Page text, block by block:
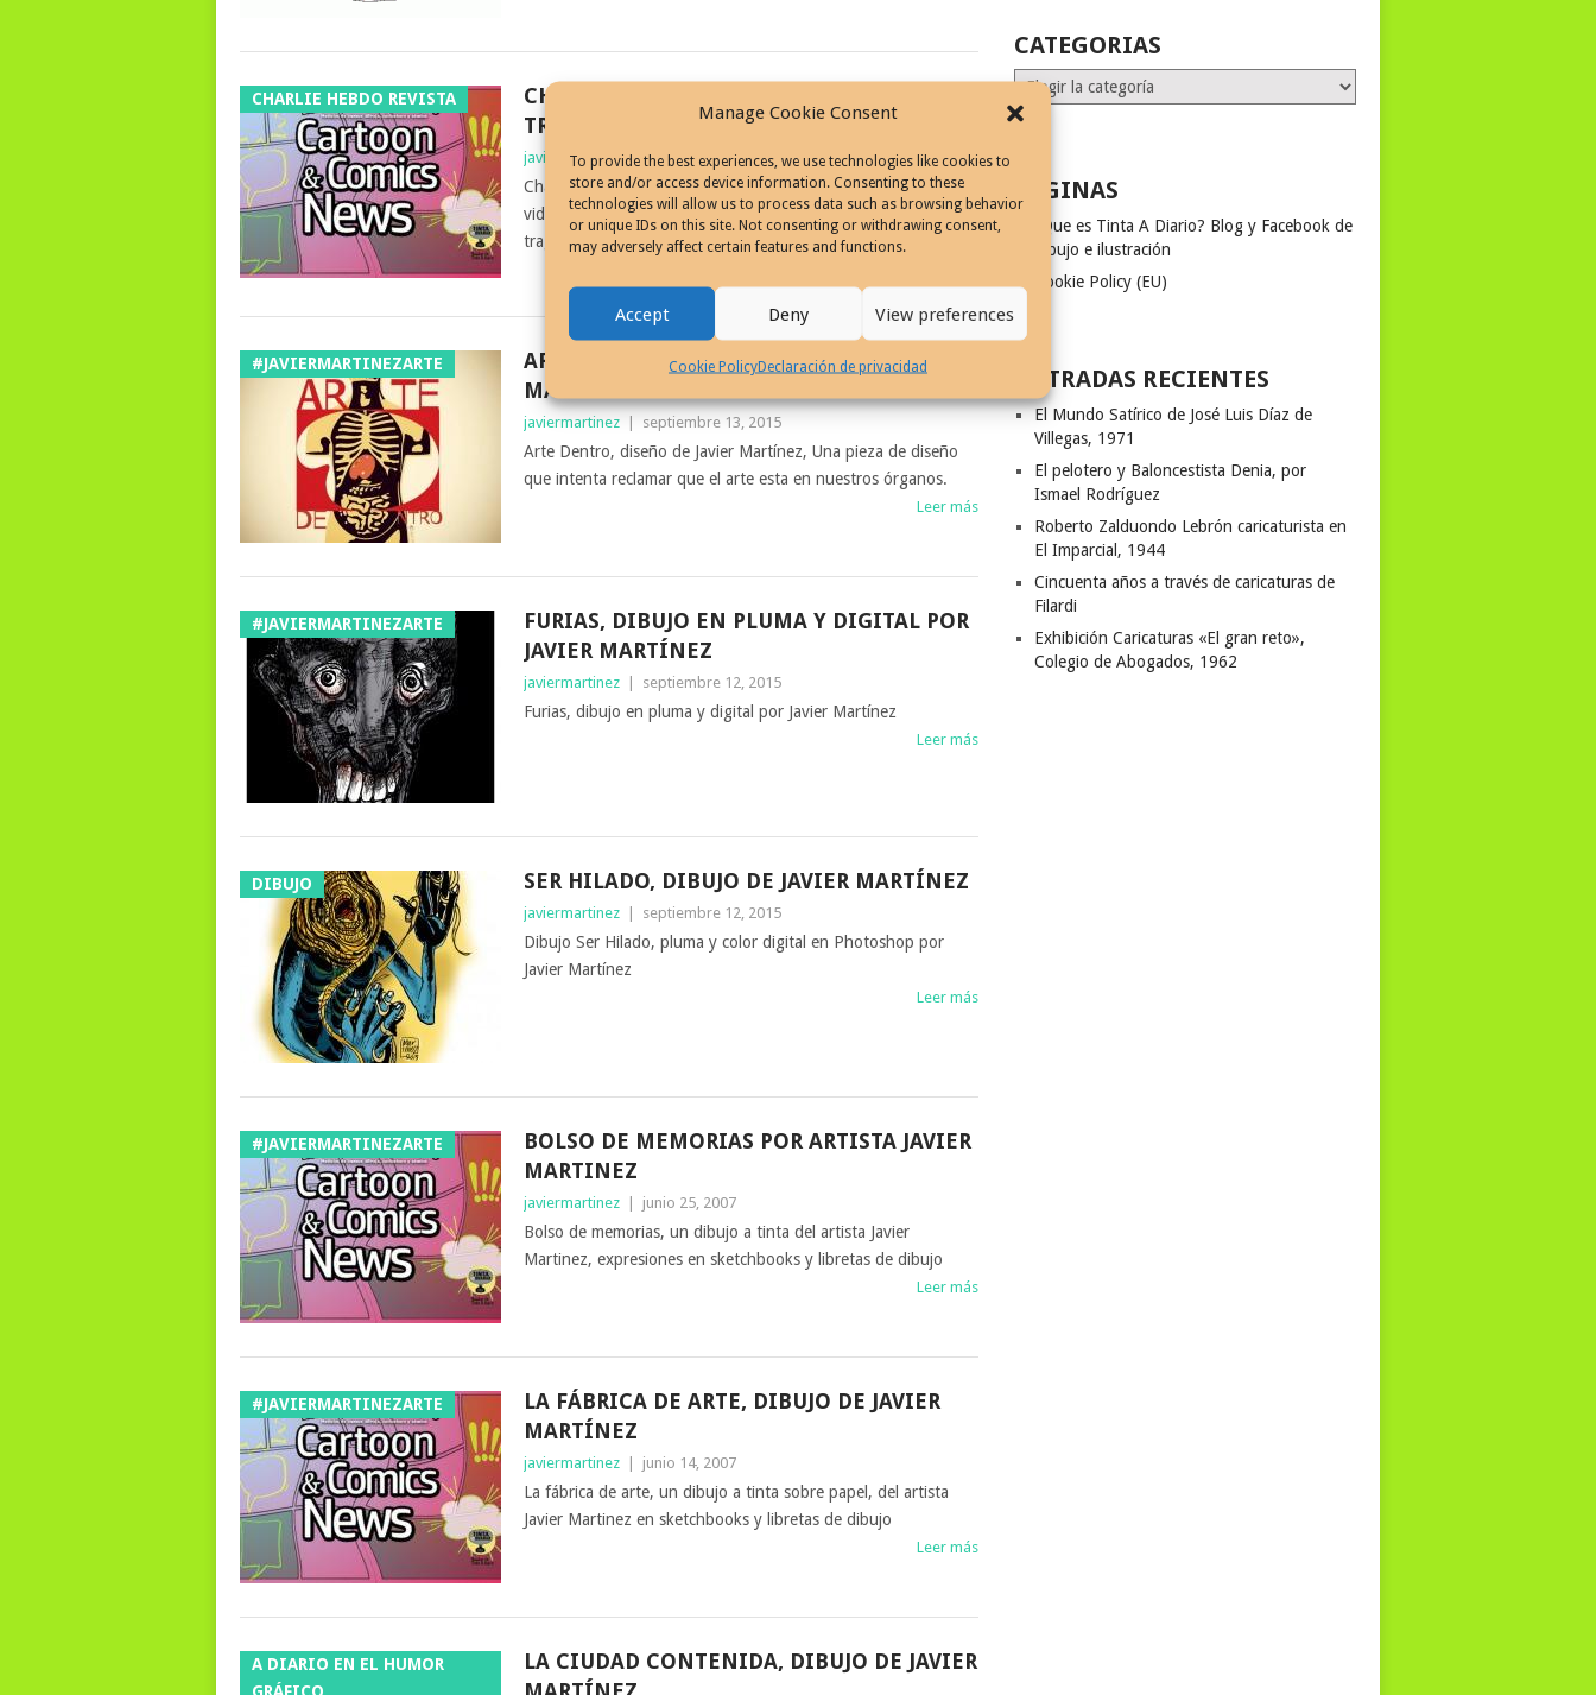
Manage Cookie Consent
To provide the best experiences, we use technologies like cookies to
store and/or access device information. Consenting to these
technologies will allow us to process data such as browsing behavior
or unique IDs on this site. Not consenting or withdrawing consent,
may adversely affect certain features and functions.
Accept Deny View preferences
Cookie PolicyDeclaración de privacidad
CHARLIE HEBDO REVISTA
CHARLIE HEBDO, HOMENAJE ANTE LA
TRAGEDIA, DIBUJO DE JAVIER MARTÍNEZ
javiermartinez | septiembre 13, 2015
Charlie Hebdo, revista satírica, sufrió un ataque que privo de
vida a caricaturistas, este homenaje, es reacción ante la
tragedia
#JAVIERMARTINEZARTE
ARTE DENTRO, DISEÑO DE JAVIER
MARTÍNEZ
javiermartinez | septiembre 13, 2015
Arte Dentro, diseño de Javier Martínez, Una pieza de diseño
que intenta reclamar que el arte esta en nuestros órganos.
Leer más
#JAVIERMARTINEZARTE
FURIAS, DIBUJO EN PLUMA Y DIGITAL POR
JAVIER MARTÍNEZ
javiermartinez | septiembre 12, 2015
Furias, dibujo en pluma y digital por Javier Martínez
Leer más
DIBUJO SER HILADO, DIBUJO DE JAVIER MARTÍNEZ
javiermartinez | septiembre 12, 2015
Dibujo Ser Hilado, pluma y color digital en Photoshop por
Javier Martínez
Leer más
#JAVIERMARTINEZARTE
BOLSO DE MEMORIAS POR ARTISTA JAVIER
MARTINEZ
javiermartinez | junio 25, 2007
Bolso de memorias, un dibujo a tinta del artista Javier
Martinez, expresiones en sketchbooks y libretas de dibujo
Leer más
#JAVIERMARTINEZARTE
LA FÁBRICA DE ARTE, DIBUJO DE JAVIER
MARTÍNEZ
javiermartinez | junio 14, 2007
La fábrica de arte, un dibujo a tinta sobre papel, del artista
Javier Martinez en sketchbooks y libretas de dibujo
Leer más
A DIARIO EN EL HUMOR
GRÁFICO
LA CIUDAD CONTENIDA, DIBUJO DE JAVIER
CATEGORIAS
Categorias
PAGINAS
¿Que es Tinta A Diario? Blog y Facebook de
dibujo e ilustración
Cookie Policy (EU)
ENTRADAS RECIENTES
El Mundo Satírico de José Luis Díaz de
Villegas, 1971
El pelotero y Baloncestista Denia, por
Ismael Rodríguez
Roberto Zalduondo Lebrón caricaturista en
El Imparcial, 1944
Cincuenta años a través de caricaturas de
Filardi
Exhibición Caricaturas «El gran reto»,
Colegio de Abogados, 1962